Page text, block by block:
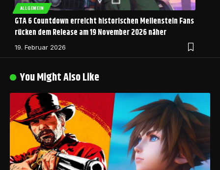
ALLGEMEIN
GTA 6 Countdown erreicht historischen Meilenstein Fans
rücken dem Release am 19 November 2026 näher
19. Februar 2026
You Might Also Like